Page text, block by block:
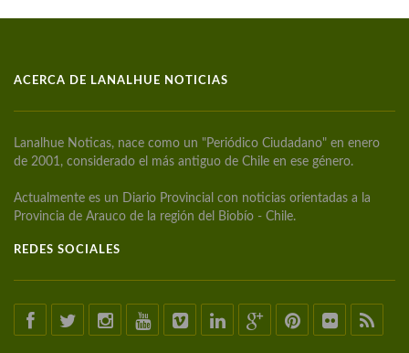
ACERCA DE LANALHUE NOTICIAS
Lanalhue Noticas, nace como un "Periódico Ciudadano" en enero
de 2001, considerado el más antiguo de Chile en ese género.
Actualmente es un Diario Provincial con noticias orientadas a la
Provincia de Arauco de la región del Biobío - Chile.
REDES SOCIALES